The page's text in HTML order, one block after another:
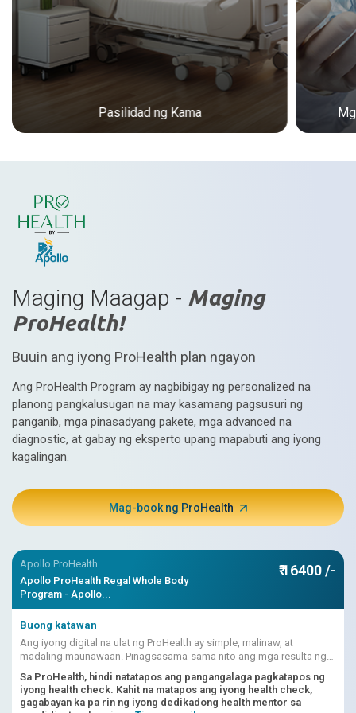
Pasilidad ng Kama
Maging Maagap - Maging
ProHealth!
Buuin ang iyong ProHealth plan ngayon
Ang ProHealth Program ay nagbibigay ng personalized na
planong pangkalusugan na may kasamang pagsusuri ng
panganib, mga pinasadyang pakete, mga advanced na
diagnostic, at gabay ng eksperto upang mapabuti ang iyong
kagalingan.
Mag-book ng ProHealth
Apollo ProHealth
Apollo ProHealth Regal Whole Body
Program - Apollo...
₹ 16400 /-
Buong katawan
Ang iyong digital na ulat ng ProHealth ay simple, malinaw, at
madaling maunawaan. Pinagsasama-sama nito ang mga resulta ng
interpretasyon ng doktor.
Sa ProHealth, hindi natatapos ang pangangalaga pagkatapos ng
iyong health check. Kahit na matapos ang iyong health check,
gagabayan ka pa rin ng iyong dedikadong health mentor sa